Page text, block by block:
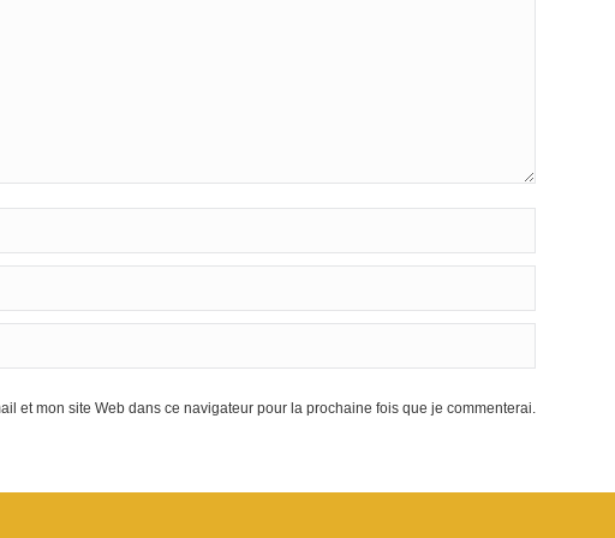
et mon site Web dans ce navigateur pour la prochaine fois que je commenterai.